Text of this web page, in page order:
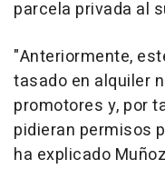
parcela privada al
"Anteriormente,
tasado en alquiler
promotores y, por
pidieran permisos
ha explicado